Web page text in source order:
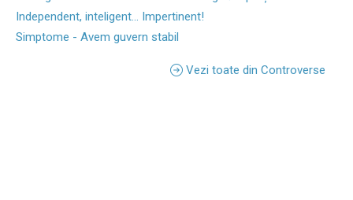
Independent, inteligent... Impertinent!
Simptome - Avem guvern stabil
Vezi toate din Controverse